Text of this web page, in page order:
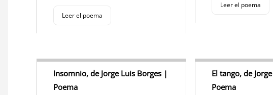
Leer el poema
Leer el poema
Insomnio, de Jorge Luis Borges |
Poema
El tango, de
Poema